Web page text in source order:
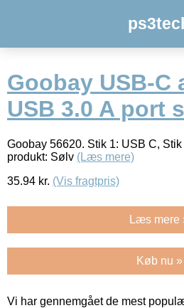
Goobay USB-C
USB 3.0 A port
Goobay 56620. Stik 1: USB C,
produkt: Sølv (Læs mere)
35.94 kr. (Vis fragtpris)
Læs mere
Køb nu »
Vi har gennemgået de mest